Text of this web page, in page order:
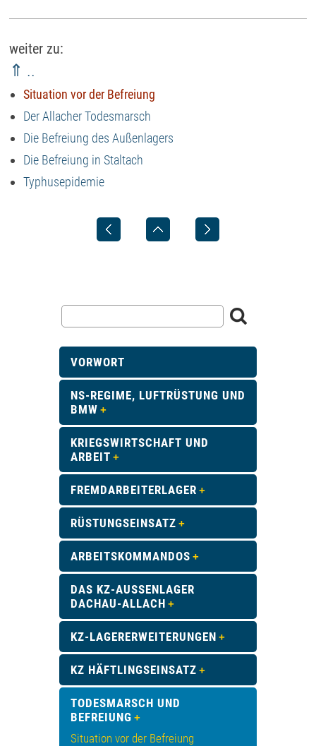
weiter zu:
⇑ ..
Situation vor der Befreiung
Der Allacher Todesmarsch
Die Befreiung des Außenlagers
Die Befreiung in Staltach
Typhusepidemie
VORWORT
NS-REGIME, LUFTRÜSTUNG UND
BMW
KRIEGSWIRTSCHAFT UND
ARBEIT
FREMDARBEITERLAGER
RÜSTUNGSEINSATZ
ARBEITSKOMMANDOS
DAS KZ-AUSSENLAGER D
ACHAU-ALLACH
KZ-LAGERERWEITERUNGEN
KZ HÄFTLINGSEINSATZ
TODESMARSCH UND
BEFREIUNG
Situation vor der Befreiung